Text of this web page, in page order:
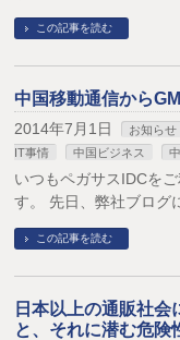
この記事を読む
中国移動通信から
2014年7月1日 お知らせ
IT事情
中国ビジネス
いつもペガサスIDCを
す。 先日、弊社ブログ
この記事を読む
日本以上の通販社
と、それに潜む危険